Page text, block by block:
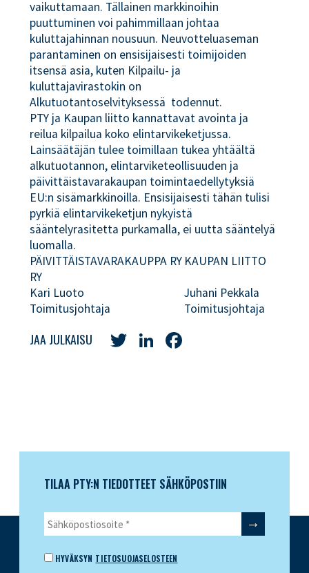
vaikuttamaan. Tällainen markkinoihin
puuttuminen voi pahimmillaan johtaa
kuluttajahinnan nousuun. Neuvotteluaseman
parantaminen on ensisijaisesti toimijoiden
itsensä asia, kuten Kilpailu- ja
kuluttajavirastokin on
Alkutuotantoselvityksessä todennut.
PTY ja Kaupan liitto kannattavat avointa ja
reilua kilpailua koko elintarvikeketjussa.
Lainsäätäjän tulee toimillaan tukea yhtäältä
alkutuotannon, elintarviketeollisuuden ja
päivittäistavarakaupan toimintaedellytyksiä
EU:n sisämarkkinoilla. Ensisijaisesti tähän tulisi
pyrkiä elintarvikeketjun nykyistä
sääntelyrasitetta purkamalla, ei uutta sääntelyä
luomalla.
PÄIVITTÄISTAVARAKAUPPA RY KAUPAN LIITTO
RY
Kari Luoto
Juhani Pekkala
Toimitusjohtaja
Toimitusjohtaja
JAA JULKAISU TwitterLinkedIn
TILAA PTY:N TIEDOTTEET SÄHKÖPOSTIIN
HYVÄKSYN TIETOSUOJASELOSTEEN